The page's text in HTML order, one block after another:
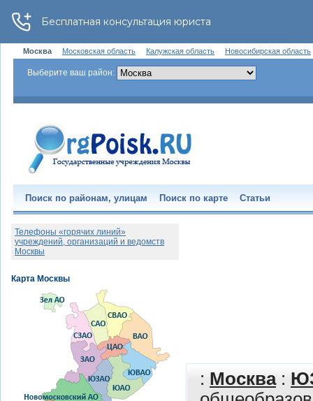
Москва Московская область Калужская область Новосибирская область
Выберите ваш район:
Поиск по районам, улицам Поиск по карте Статьи
: Москва:
Телефоны «горячих линий»
учреждений, организаций и ведомств
Москвы